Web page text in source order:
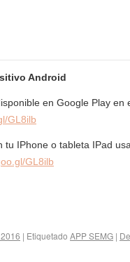
Android
en Google Play en
GL8ilb
tu IPhone o tableta IPad
GL8ilb
| Etiquetado APP SEMG |